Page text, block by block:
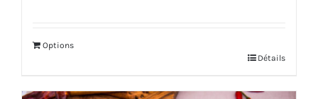
Options
Détails